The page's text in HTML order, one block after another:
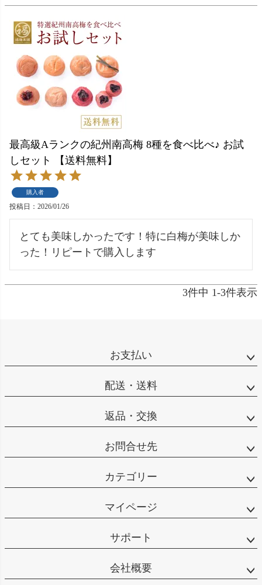
最高級Aランクの紀州南高梅 8種を食べ比べ♪ お試
しセット 【送料無料】
購入者
投稿日 2026/01/26
とても美味しかったです！特に白梅が美味しか
った！リピートで購入します
3件中 1-3件表示
お支払い
配送・送料
返品・交換
お問合せ先
カテゴリー
マイページ
サポート
会社概要